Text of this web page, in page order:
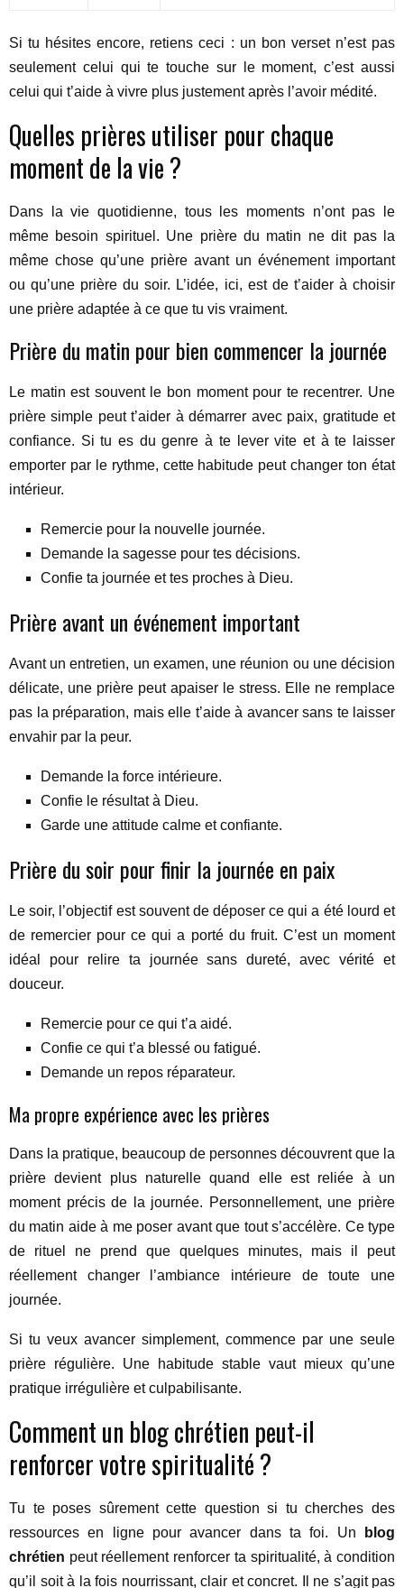
Si tu hésites encore, retiens ceci : un bon verset n’est pas
seulement celui qui te touche sur le moment, c’est aussi
celui qui t’aide à vivre plus justement après l’avoir médité.
Quelles prières utiliser pour chaque
moment de la vie ?
Dans la vie quotidienne, tous les moments n’ont pas le
même besoin spirituel. Une prière du matin ne dit pas la
même chose qu’une prière avant un événement important
ou qu’une prière du soir. L’idée, ici, est de t’aider à choisir
une prière adaptée à ce que tu vis vraiment.
Prière du matin pour bien commencer la journée
Le matin est souvent le bon moment pour te recentrer. Une
prière simple peut t’aider à démarrer avec paix, gratitude et
confiance. Si tu es du genre à te lever vite et à te laisser
emporter par le rythme, cette habitude peut changer ton état
intérieur.
Remercie pour la nouvelle journée.
Demande la sagesse pour tes décisions.
Confie ta journée et tes proches à Dieu.
Prière avant un événement important
Avant un entretien, un examen, une réunion ou une décision
délicate, une prière peut apaiser le stress. Elle ne remplace
pas la préparation, mais elle t’aide à avancer sans te laisser
envahir par la peur.
Demande la force intérieure.
Confie le résultat à Dieu.
Garde une attitude calme et confiante.
Prière du soir pour finir la journée en paix
Le soir, l’objectif est souvent de déposer ce qui a été lourd et
de remercier pour ce qui a porté du fruit. C’est un moment
idéal pour relire ta journée sans dureté, avec vérité et
douceur.
Remercie pour ce qui t’a aidé.
Confie ce qui t’a blessé ou fatigué.
Demande un repos réparateur.
Ma propre expérience avec les prières
Dans la pratique, beaucoup de personnes découvrent que la
prière devient plus naturelle quand elle est reliée à un
moment précis de la journée. Personnellement, une prière
du matin aide à me poser avant que tout s’accélère. Ce type
de rituel ne prend que quelques minutes, mais il peut
réellement changer l’ambiance intérieure de toute une
journée.
Si tu veux avancer simplement, commence par une seule
prière régulière. Une habitude stable vaut mieux qu’une
pratique irrégulière et culpabilisante.
Comment un blog chrétien peut-il
renforcer votre spiritualité ?
Tu te poses sûrement cette question si tu cherches des
ressources en ligne pour avancer dans ta foi. Un
blog
chrétien peut réellement renforcer ta spiritualité, à condition
qu’il soit à la fois nourrissant, clair et concret. Il ne s’agit pas